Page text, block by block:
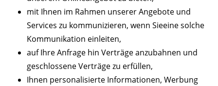
mit Ihnen im Rahmen unserer Angebote und
Services zu kommunizieren, wenn Sieeine solche
Kommunikation einleiten,
auf Ihre Anfrage hin Verträge anzubahnen und
geschlossene Verträge zu erfüllen,
Ihnen personalisierte Informationen, Werbung